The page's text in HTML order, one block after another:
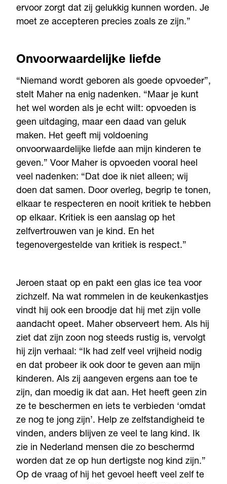
ervoor zorgt dat zij gelukkig kunnen worden. Je
moet ze accepteren precies zoals ze zijn.”
Onvoorwaardelijke liefde
“Niemand wordt geboren als goede opvoeder”,
stelt Maher na enig nadenken. “Maar je kunt
het wel worden als je echt wilt: opvoeden is
geen uitdaging, maar een daad van geluk
maken. Het geeft mij voldoening
onvoorwaardelijke liefde aan mijn kinderen te
geven.” Voor Maher is opvoeden vooral heel
veel nadenken: “Dat doe ik niet alleen; wij
doen dat samen. Door overleg, begrip te tonen,
elkaar te respecteren en nooit kritiek te hebben
op elkaar. Kritiek is een aanslag op het
zelfvertrouwen van je kind. En het
tegenovergestelde van kritiek is respect.”
Jeroen staat op en pakt een glas ice tea voor
zichzelf. Na wat rommelen in de keukenkastjes
vindt hij ook een broodje dat hij met zijn volle
aandacht opeet. Maher observeert hem. Als hij
ziet dat zijn zoon nog steeds rustig is, vervolgt
hij zijn verhaal: “Ik had zelf veel vrijheid nodig
en dat probeer ik ook door te geven aan mijn
kinderen. Als zij aangeven ergens aan toe te
zijn, dan moedig ik dat aan. Het heeft geen zin
ze te beschermen en iets te verbieden ‘omdat
ze nog te jong zijn’. Help ze zelfstandigheid te
vinden, anders blijven ze veel te lang kind. Ik
zie in Nederland mensen die zo beschermd
worden dat ze op hun dertigste nog kind zijn.”
Op de vraag of hij het gevoel heeft veel zelf te